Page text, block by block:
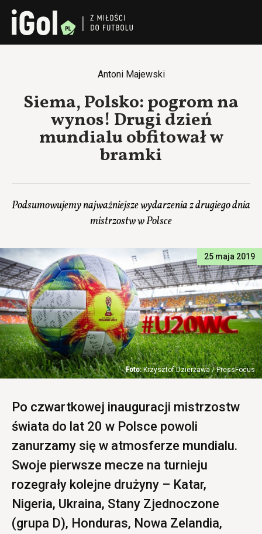
Antoni Majewski
Siema, Polsko: pogrom na
wynos! Drugi dzień
mundialu obfitował w
bramki
Podsumowujemy najważniejsze wydarzenia z drugiego dnia
mistrzostw w Polsce
25 maja 2019
Krzysztof Dzierżawa / PressFocus
Po czwartkowej inauguracji mistrzostw
świata do lat 20 w Polsce powoli
zanurzamy się w atmosferze mundialu.
Swoje pierwsze mecze na turnieju
rozegrały kolejne drużyny – Katar,
Nigeria, Ukraina, Stany Zjednoczone
(grupa D), Honduras, Nowa Zelandia,